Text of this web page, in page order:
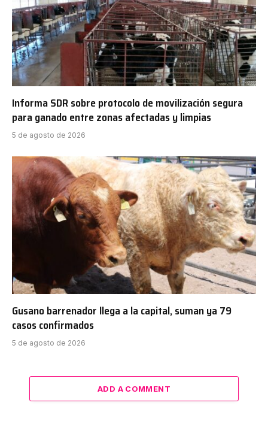
Informa SDR sobre protocolo de movilización segura
para ganado entre zonas afectadas y limpias
5 de agosto de 2026
Gusano barrenador llega a la capital, suman ya 79
casos confirmados
5 de agosto de 2026
ADD A COMMENT